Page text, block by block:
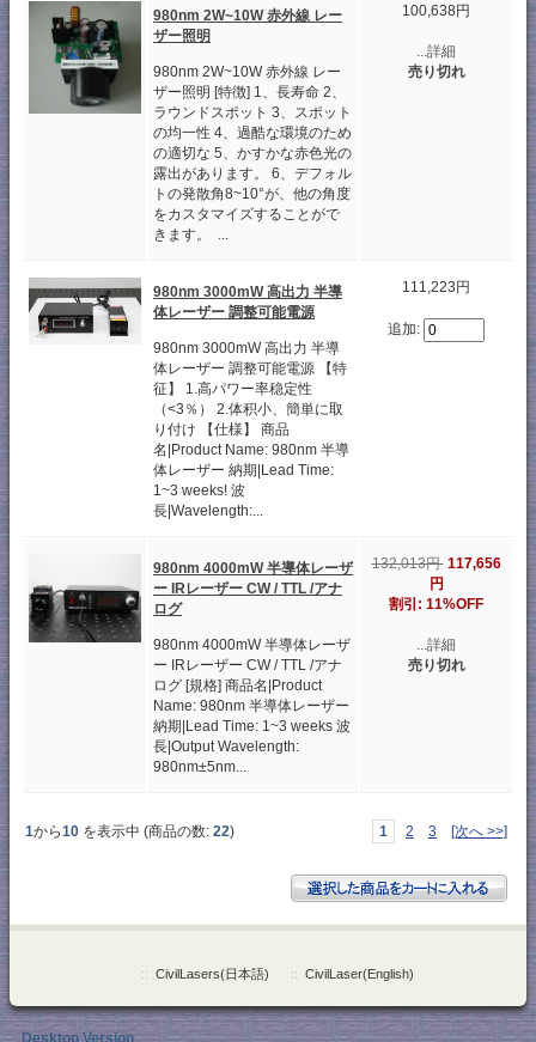
980nm 2W~10W 赤外線 レー
ザー照明
980nm 2W~10W 赤外線 レー
ザー照明 [特徴] 1、長寿命 2、
ラウンドスポット 3、スポット
の均一性 4、過酷な環境のため
の適切な 5、かすかな赤色光の
露出があります。 6、デフォル
トの発散角8~10°が、他の角度
をカスタマイズすることがで
きます。 ...
100,638円
...詳細
売り切れ
980nm 3000mW 高出力 半導
体レーザー 調整可能電源
980nm 3000mW 高出力 半導
体レーザー 調整可能電源 【特
征】 1.高パワー率稳定性
（<3％） 2.体积小、簡単に取
り付け 【仕様】 商品
名|Product Name: 980nm 半導
体レーザー 納期|Lead Time:
1~3 weeks! 波
長|Wavelength:...
111,223円
追加:
980nm 4000mW 半導体レーザ
ー IRレーザー CW / TTL /アナ
ログ
980nm 4000mW 半導体レーザ
ー IRレーザー CW / TTL /アナ
ログ [規格] 商品名|Product
Name: 980nm 半導体レーザー
納期|Lead Time: 1~3 weeks 波
長|Output Wavelength:
980nm±5nm...
132,013円 117,656
円
割引: 11%OFF
...詳細
売り切れ
1から10 を表示中 (商品の数: 22) 1 2 3 [次へ >>]
:: CivilLasers(日本語) :: CivilLaser(English)
Desktop Version